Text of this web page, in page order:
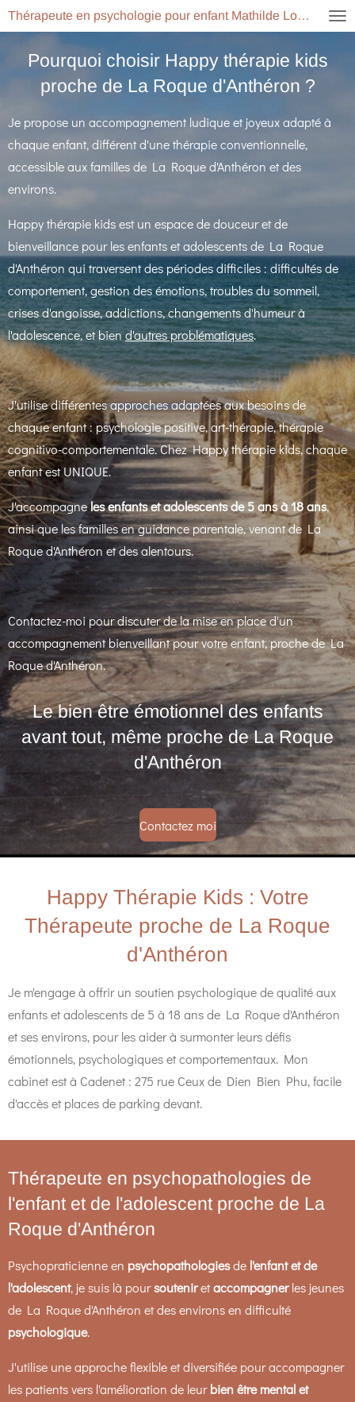
Passer
contenu
principal
Thérapeute en psychologie pour enfant Mathilde Lopes
Pourquoi choisir Happy thérapie kids
proche de La Roque d'Anthéron ?
Je propose un accompagnement ludique et joyeux adapté à
chaque enfant, différent d'une thérapie conventionnelle,
accessible aux familles de La Roque d'Anthéron et des
environs.
Happy thérapie kids est un espace de douceur et de
bienveillance pour les enfants et adolescents de La Roque
d'Anthéron qui traversent des périodes difficiles : difficultés de
comportement, gestion des émotions, troubles du sommeil,
crises d'angoisse, addictions, changements d'humeur à
l'adolescence, et biend'autres problématiques.
J'utilise différentes approches adaptées aux besoins de
chaque enfant : psychologie positive, art-thérapie, thérapie
cognitivo-comportementale. Chez Happy thérapie kids, chaque
enfant est UNIQUE.
J'accompagneles enfants et adolescents de 5 ans à 18 ans,
ainsi que les familles en guidance parentale, venant de La
Roque d'Anthéron et des alentours.
Contactez-moi pour discuter de la mise en place d'un
accompagnement bienveillant pour votre enfant, proche de La
Roque d'Anthéron.
Le bien être émotionnel des enfants
avant tout, même proche de La Roque
d'Anthéron
Contactez moi
Happy Thérapie Kids : Votre
Thérapeute proche de La Roque
d'Anthéron
Je m'engage à offrir un soutien psychologique de qualité aux
enfants et adolescents de 5 à 18 ans de La Roque d'Anthéron
et ses environs, pour les aider à surmonter leurs défis
émotionnels, psychologiques et comportementaux. Mon
cabinet est à Cadenet : 275 rue Ceux de Dien Bien Phu, facile
d'accès et places de parking devant.
Thérapeute en psychopathologies de
l'enfant et de l'adolescent proche de La
Roque d'Anthéron
Psychopraticienne en psychopathologiesde l'enfant et de
l'adolescent, je suis là poursouteniretaccompagnerles jeunes
de La Roque d'Anthéron et des environs en difficulté
psychologique.
J'utilise une approche flexible et diversifiée pour accompagner
les patients vers l'amélioration de leurbien être mental et